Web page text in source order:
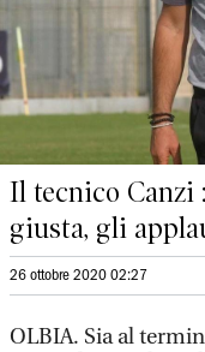
Il tecnico Canzi
giusta, gli
26 ottobre 2020 02:27
OLBIA. Sia al